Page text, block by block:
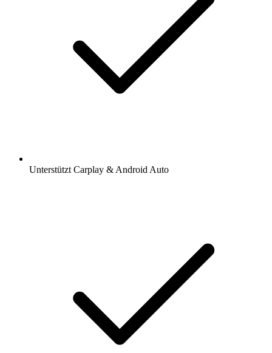
Unterstützt Carplay & Android Auto